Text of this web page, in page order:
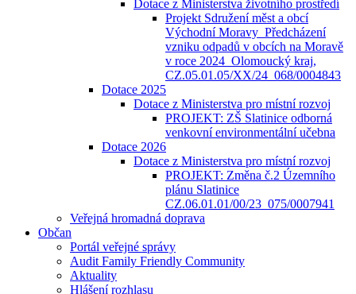
Dotace z Ministerstva životního prostředí
Projekt Sdružení měst a obcí
Východní Moravy_Předcházení
vzniku odpadů v obcích na Moravě
v roce 2024_Olomoucký kraj,
CZ.05.01.05/XX/24_068/0004843
Dotace 2025
Dotace z Ministerstva pro místní rozvoj
PROJEKT: ZŠ Slatinice odborná
venkovní environmentální učebna
Dotace 2026
Dotace z Ministerstva pro místní rozvoj
PROJEKT: Změna č.2 Územního
plánu Slatinice
CZ.06.01.01/00/23_075/0007941
Veřejná hromadná doprava
Občan
Portál veřejné správy
Audit Family Friendly Community
Aktuality
Hlášení rozhlasu